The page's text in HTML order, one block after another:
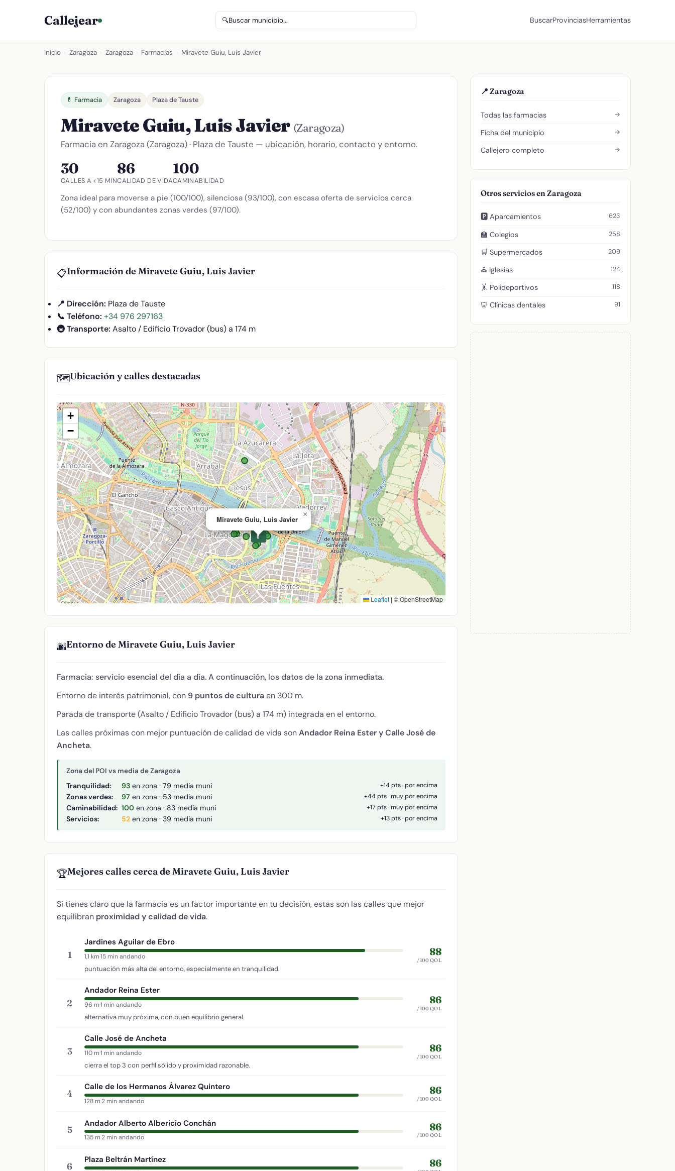
Callejear 🔍Buscar municipio... BuscarProvinciasHerramientas
Inicio Zaragoza Zaragoza Farmacias Miravete Guiu, Luis Javier
💊 Farmacia Zaragoza Plaza de Tauste
Miravete Guiu, Luis Javier (Zaragoza)
Farmacia en Zaragoza (Zaragoza) · Plaza de Tauste — ubicación, horario, contacto y entorno.
30
CALLES A <15 MIN
86
CALIDAD DE VIDA
100
CAMINABILIDAD
Zona ideal para moverse a pie (100/100), silenciosa (93/100), con escasa oferta de servicios cerca
(52/100) y con abundantes zonas verdes (97/100).
📋Información de Miravete Guiu, Luis Javier
📍 Dirección: Plaza de Tauste
📞 Teléfono: +34 976 297163
🚇 Transporte: Asalto / Edificio Trovador (bus) a 174 m
🗺️Ubicación y calles destacadas
💊
Miravete Guiu, Luis Javier
×
+
−
Leaflet | © OpenStreetMap
🌆Entorno de Miravete Guiu, Luis Javier
Farmacia: servicio esencial del día a día. A continuación, los datos de la zona inmediata.
Entorno de interés patrimonial, con 9 puntos de culturaen 300 m.
Parada de transporte (Asalto / Edificio Trovador (bus) a 174 m) integrada en el entorno.
Las calles próximas con mejor puntuación de calidad de vida sonAndador Reina Ester y Calle José de
Ancheta.
Zona del POI vs media de Zaragoza
Tranquilidad: 93 en zona · 79 media muni +14 pts · por encima
Zonas verdes: 97 en zona · 53 media muni +44 pts · muy por encima
Caminabilidad: 100 en zona · 83 media muni +17 pts · muy por encima
Servicios: 52 en zona · 39 media muni +13 pts · por encima
🏆Mejores calles cerca de Miravete Guiu, Luis Javier
Si tienes claro que la farmacia es un factor importante en tu decisión, estas son las calles que mejor
equilibran proximidad y calidad de vida.
1
Jardines Aguilar de Ebro
1,1 km·15 min andando
puntuación más alta del entorno, especialmente en tranquilidad.
88
/100 QOL
2
Andador Reina Ester
96 m·1 min andando
alternativa muy próxima, con buen equilibrio general.
86
/100 QOL
3
Calle José de Ancheta
110 m·1 min andando
cierra el top 3 con perfil sólido y proximidad razonable.
86
/100 QOL
4
Calle de los Hermanos Álvarez Quintero
128 m·2 min andando
86
/100 QOL
5
Andador Alberto Albericio Conchán
135 m·2 min andando
86
/100 QOL
6
Plaza Beltrán Martínez 86
📍 Zaragoza
Todas las farmacias →
Ficha del municipio →
Callejero completo →
Otros servicios en Zaragoza
🅿️ Aparcamientos 623
🏫 Colegios 258
🛒 Supermercados 209
⛪ Iglesias 124
🤸 Polideportivos 118
🦷 Clínicas dentales 91